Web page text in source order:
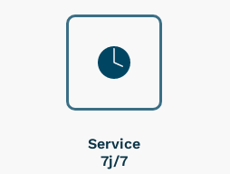
Service
7j/7